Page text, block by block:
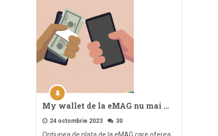
My wallet de la eMAG nu mai …
24 octombrie 2023 30
Optiunea de plata de la eMAG care oferea